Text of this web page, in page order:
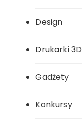
Design
Drukarki 3D
Gadżety
Konkursy